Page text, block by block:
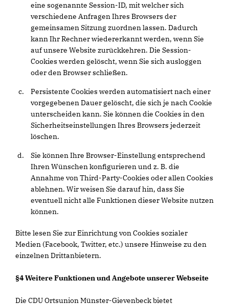
eine sogenannte Session-ID, mit welcher sich
verschiedene Anfragen Ihres Browsers der
gemeinsamen Sitzung zuordnen lassen. Dadurch
kann Ihr Rechner wiedererkannt werden, wenn Sie
auf unsere Website zurückkehren. Die Session-
Cookies werden gelöscht, wenn Sie sich ausloggen
oder den Browser schließen.
Persistente Cookies werden automatisiert nach einer
vorgegebenen Dauer gelöscht, die sich je nach Cookie
unterscheiden kann. Sie können die Cookies in den
Sicherheitseinstellungen Ihres Browsers jederzeit
löschen.
Sie können Ihre Browser-Einstellung entsprechend
Ihren Wünschen konfigurieren und z. B. die
Annahme von Third-Party-Cookies oder allen Cookies
ablehnen. Wir weisen Sie darauf hin, dass Sie
eventuell nicht alle Funktionen dieser Website nutzen
können.
Bitte lesen Sie zur Einrichtung von Cookies sozialer
Medien (Facebook, Twitter, etc.) unsere Hinweise zu den
einzelnen Drittanbietern.
§4 Weitere Funktionen und Angebote unserer Webseite
Die CDU Ortsunion Münster-Gievenbeck bietet